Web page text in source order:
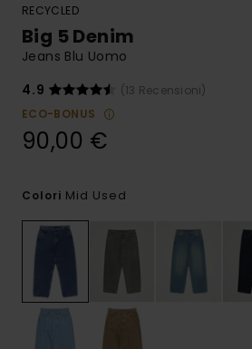
RECYCLED
Big 5 Denim
Jeans Blu Uomo
4.9
(13 Recensioni)
ECO-BONUS
90,00 €
Colori Mid Used